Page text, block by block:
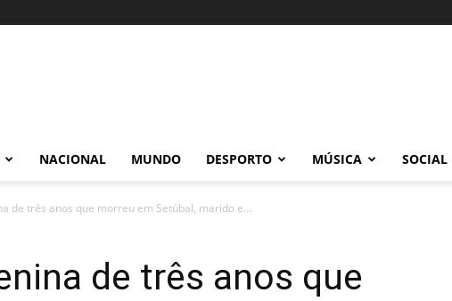
NACIONAL MUNDO DESPORTO MÚSICA SOCIAL
de três anos que morreu em Setúbal, marido e...
de três anos que